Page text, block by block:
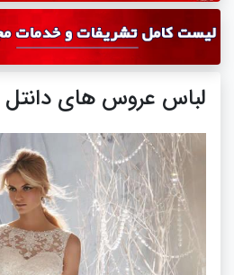
لباس عروس های دانتل